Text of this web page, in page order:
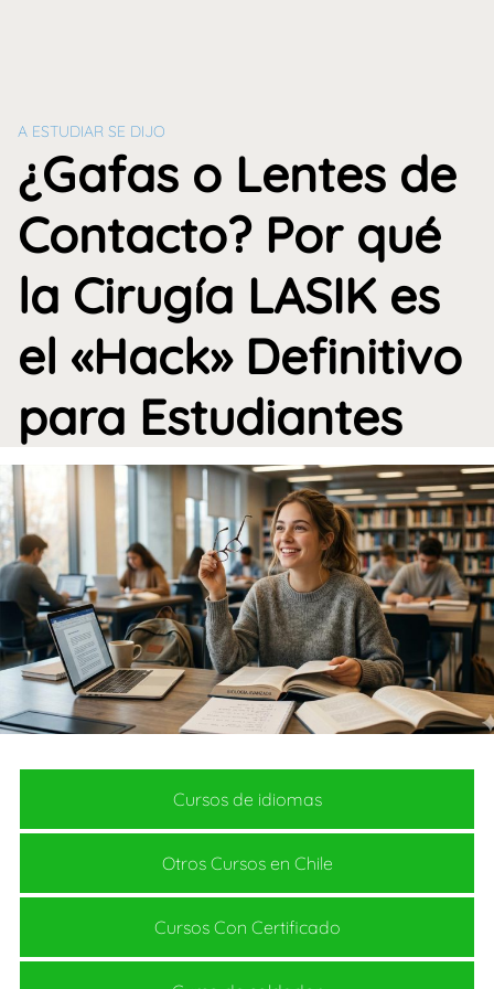
A ESTUDIAR SE DIJO
¿Gafas o Lentes de
Contacto? Por qué
la Cirugía LASIK es
el «Hack» Definitivo
para Estudiantes
Cursos de idiomas
Otros Cursos en Chile
Cursos Con Certificado